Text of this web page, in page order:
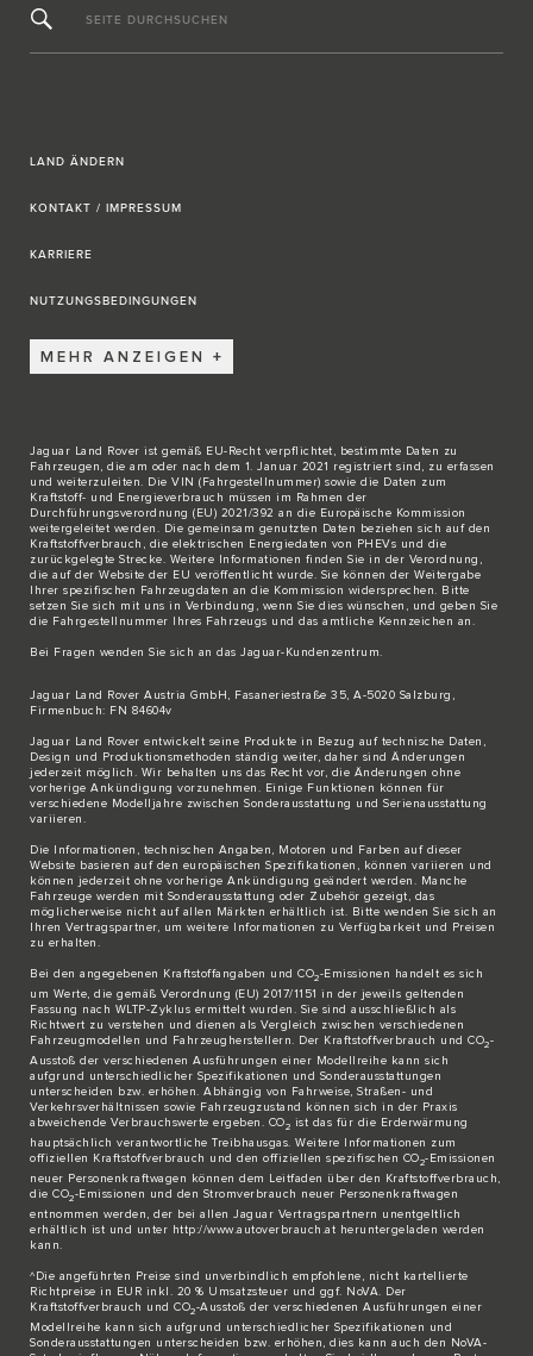
SEITE DURCHSUCHEN
LAND ÄNDERN
KONTAKT / IMPRESSUM
KARRIERE
NUTZUNGSBEDINGUNGEN
MEHR ANZEIGEN
Jaguar Land Rover ist gemäß EU-Recht verpflichtet, bestimmte Daten zu
Fahrzeugen, die am oder nach dem 1. Januar 2021 registriert sind, zu erfassen
und weiterzuleiten. Die VIN (Fahrgestellnummer) sowie die Daten zum
Kraftstoff- und Energieverbrauch müssen im Rahmen der
Durchführungsverordnung (EU) 2021/392 an die Europäische Kommission
weitergeleitet werden. Die gemeinsam genutzten Daten beziehen sich auf den
Kraftstoffverbrauch, die elektrischen Energiedaten von PHEVs und die
zurückgelegte Strecke. Weitere Informationen finden Sie in der Verordnung,
die auf der Website der EU veröffentlicht wurde. Sie können der Weitergabe
Ihrer spezifischen Fahrzeugdaten an die Kommission widersprechen. Bitte
setzen Sie sich mit uns in Verbindung , wenn Sie dies wünschen, und geben Sie
die Fahrgestellnummer Ihres Fahrzeugs und das amtliche Kennzeichen an.
Bei Fragen wenden Sie sich an das Jaguar-Kundenzentrum.
Jaguar Land Rover Austria GmbH, Fasaneriestraße 35, A-5020 Salzburg,
Firmenbuch: FN 84604v
Jaguar Land Rover entwickelt seine Produkte in Bezug auf technische Daten,
Design und Produktionsmethoden ständig weiter, daher sind Änderungen
jederzeit möglich. Wir behalten uns das Recht vor, die Änderungen ohne
vorherige Ankündigung vorzunehmen. Einige Funktionen können für
verschiedene Modelljahre zwischen Sonderausstattung und Serienausstattung
variieren.
Die Informationen, technischen Angaben, Motoren und Farben auf dieser
Website basieren auf den europäischen Spezifikationen, können variieren und
können jederzeit ohne vorherige Ankündigung geändert werden. Manche
Fahrzeuge werden mit Sonderausstattung oder Zubehör gezeigt, das
möglicherweise nicht auf allen Märkten erhältlich ist. Bitte wenden Sie sich an
Ihren Vertragspartner, um weitere Informationen zu Verfügbarkeit und Preisen
zu erhalten.
Bei den angegebenen Kraftstoffangaben und CO2-Emissionen handelt es sich
um Werte, die gemäß Verordnung (EU) 2017/1151 in der jeweils geltenden
Fassung nach WLTP-Zyklus ermittelt wurden. Sie sind ausschließlich als
Richtwert zu verstehen und dienen als Vergleich zwischen verschiedenen
Fahrzeugmodellen und Fahrzeugherstellern. Der Kraftstoffverbrauch und CO2-
Ausstoß der verschiedenen Ausführungen einer Modellreihe kann sich
aufgrund unterschiedlicher Spezifikationen und Sonderausstattungen
unterscheiden bzw. erhöhen. Abhängig von Fahrweise, Straßen- und
Verkehrsverhältnissen sowie Fahrzeugzustand können sich in der Praxis
abweichende Verbrauchswerte ergeben. CO2 ist das für die Erderwärmung
hauptsächlich verantwortliche Treibhausgas. Weitere Informationen zum
offiziellen Kraftstoffverbrauch und den offiziellen spezifischen CO2-Emissionen
neuer Personenkraftwagen können dem Leitfaden über den Kraftstoffverbrauch,
die CO2-Emissionen und den Stromverbrauch neuer Personenkraftwagen
entnommen werden, der bei allen Jaguar Vertragspartnern unentgeltlich
erhältlich ist und unter http://www.autoverbrauch.at heruntergeladen werden
kann.
^Die angeführten Preise sind unverbindlich empfohlene, nicht kartellierte
Richtpreise in EUR inkl. 20 % Umsatzsteuer und ggf. NoVA. Der
Kraftstoffverbrauch und CO2-Ausstoß der verschiedenen Ausführungen einer
Modellreihe kann sich aufgrund unterschiedlicher Spezifikationen und
Sonderausstattungen unterscheiden bzw. erhöhen, dies kann auch den NoVA-